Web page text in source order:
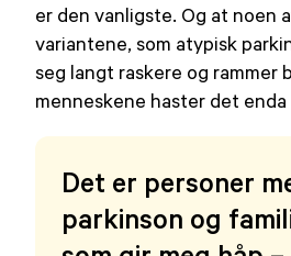
er den vanligste. Og at noen
variantene, som atypisk
seg langt raskere og rammer
menneskene haster det enda
Det er personer
parkinson og